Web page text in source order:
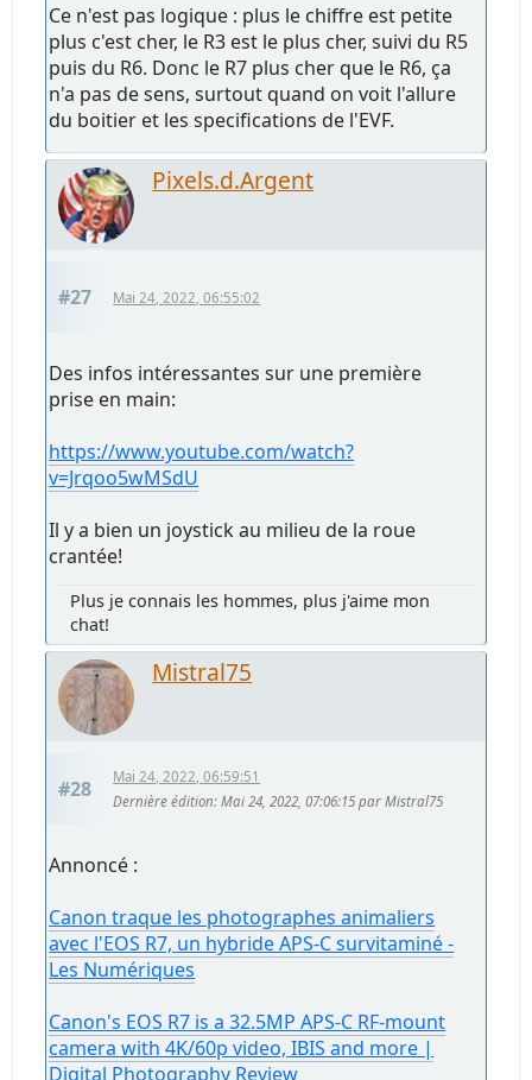
Ce n'est pas logique : plus le chiffre est petite
plus c'est cher, le R3 est le plus cher, suivi du R5
puis du R6. Donc le R7 plus cher que le R6, ça
n'a pas de sens, surtout quand on voit l'allure
du boitier et les specifications de l'EVF.
Pixels.d.Argent
#27 Mai 24, 2022, 06:55:02
Des infos intéressantes sur une première
prise en main:
https://www.youtube.com/watch?
v=Jrqoo5wMSdU
Il y a bien un joystick au milieu de la roue
crantée!
Plus je connais les hommes, plus j'aime mon
chat!
Mistral75
#28
Mai 24, 2022, 06:59:51
Dernière édition: Mai 24, 2022, 07:06:15 par Mistral75
Annoncé :
Canon traque les photographes animaliers
avec l'EOS R7, un hybride APS-C survitaminé -
Les Numériques
Canon's EOS R7 is a 32.5MP APS-C RF-mount
camera with 4K/60p video, IBIS and more |
Digital Photography Review